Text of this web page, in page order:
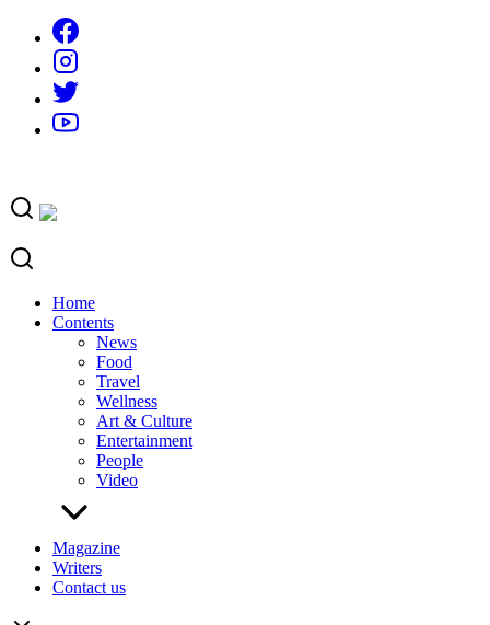
content
Home
Contents
News
Food
Travel
Wellness
Art & Culture
Entertainment
People
Video
Magazine
Writers
Contact us